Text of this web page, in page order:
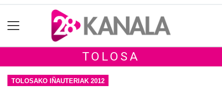
TOLOSA
TOLOSAKO IÑAUTERIAK 2012